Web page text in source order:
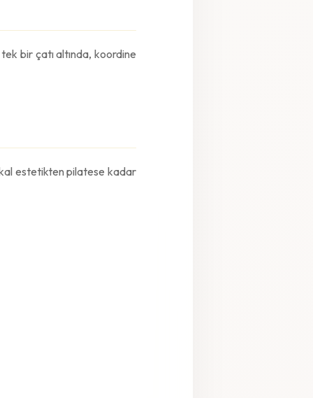
bir çatı altında, koordine
estetikten pilatese kadar